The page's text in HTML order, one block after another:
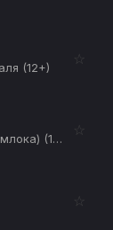
(12+)
☆
Хемлок Гроув (Толкователь снов Хемлока) (18+)
☆
☆